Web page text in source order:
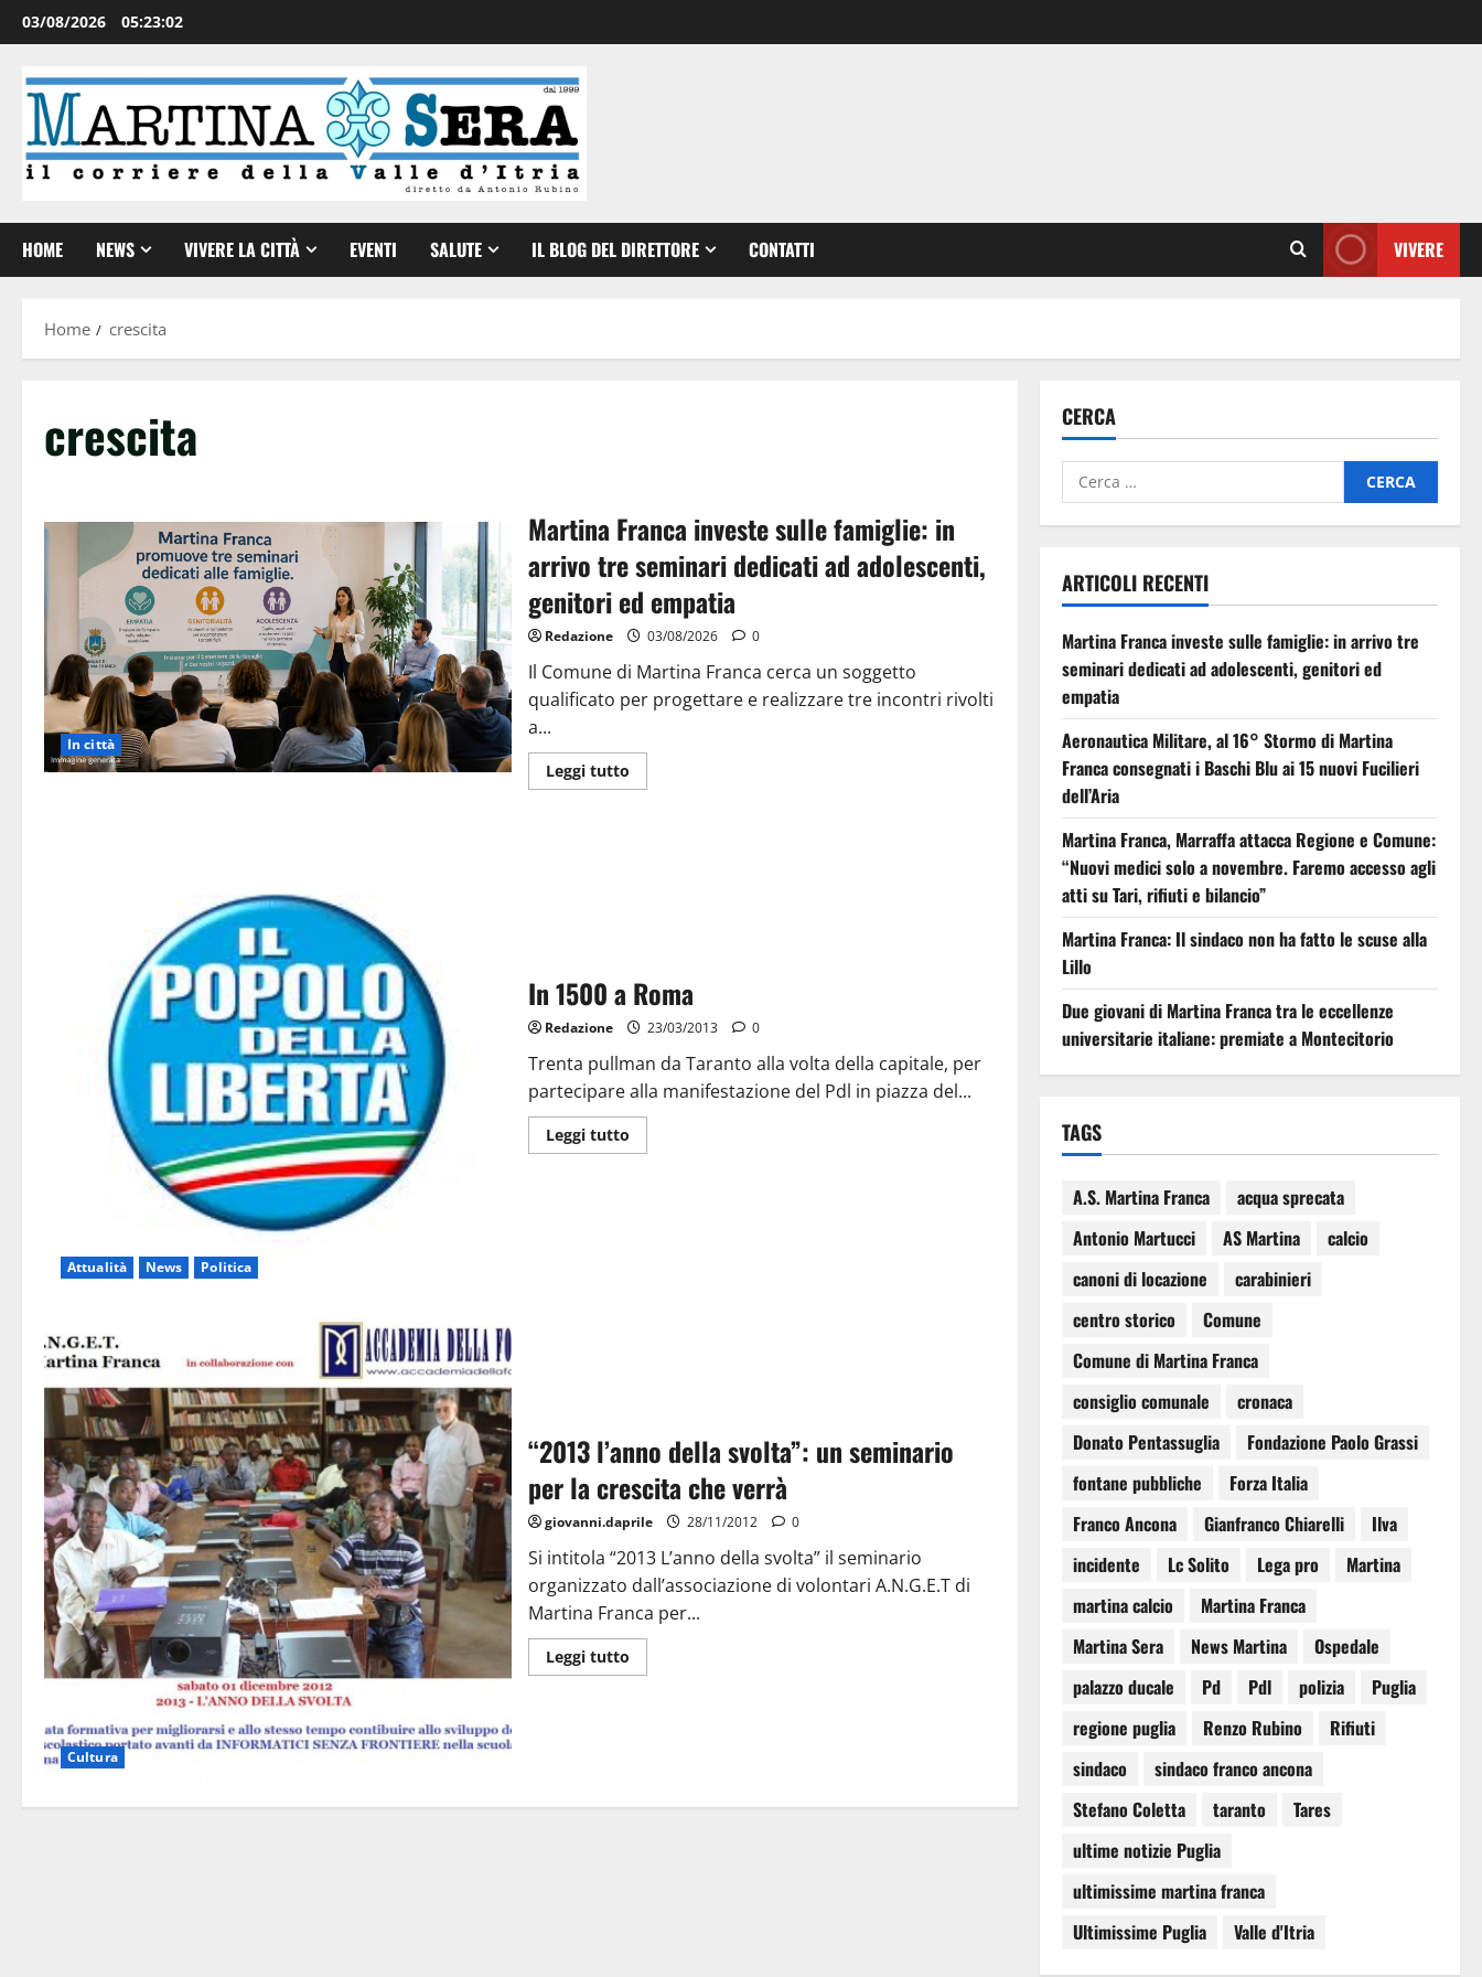
03/08/2026 05:23:03
HOME NEWS VIVERE LA CITTÀ EVENTI SALUTE IL BLOG DEL DIRETTORE CONTATTI VIVERE
Home crescita
crescita
In città
Martina Franca investe sulle famiglie: in
arrivo tre seminari dedicati ad adolescenti,
genitori ed empatia
Redazione 03/08/2026 0
Il Comune di Martina Franca cerca un soggetto
qualificato per progettare e realizzare tre incontri rivolti
a...
Leggi tutto
Attualità News Politica
In 1500 a Roma
Redazione 23/03/2013 0
Trenta pullman da Taranto alla volta della capitale, per
partecipare alla manifestazione del Pdl in piazza del...
Leggi tutto
Cultura
“2013 l’anno della svolta”: un seminario
per la crescita che verrà
giovanni.daprile 28/11/2012 0
Si intitola “2013 L’anno della svolta” il seminario
organizzato dall’associazione di volontari A.N.G.E.T di
Martina Franca per...
Leggi tutto
CERCA
ARTICOLI RECENTI
Martina Franca investe sulle famiglie: in arrivo tre
seminari dedicati ad adolescenti, genitori ed
empatia
Aeronautica Militare, al 16° Stormo di Martina
Franca consegnati i Baschi Blu ai 15 nuovi Fucilieri
dell’Aria
Martina Franca, Marraffa attacca Regione e Comune:
“Nuovi medici solo a novembre. Faremo accesso agli
atti su Tari, rifiuti e bilancio”
Martina Franca: Il sindaco non ha fatto le scuse alla
Lillo
Due giovani di Martina Franca tra le eccellenze
universitarie italiane: premiate a Montecitorio
TAGS
A.S. Martina Franca
acqua sprecata
Antonio Martucci
AS Martina
calcio
canoni di locazione
carabinieri
centro storico
Comune
Comune di Martina Franca
consiglio comunale
cronaca
Donato Pentassuglia
Fondazione Paolo Grassi
fontane pubbliche
Forza Italia
Franco Ancona
Gianfranco Chiarelli
Ilva
incidente
Lc Solito Lega pro
Martina
martina calcio
Martina Franca
Martina Sera
News Martina
Ospedale
palazzo ducale
Pd Pdl polizia
Puglia
regione puglia
Renzo Rubino
Rifiuti
sindaco
sindaco franco ancona
Stefano Coletta
taranto
Tares
ultime notizie Puglia
ultimissime martina franca
Ultimissime Puglia
Valle d'Itria